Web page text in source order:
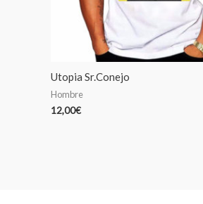
Utopia Sr.Conejo
Hombre
12,00€